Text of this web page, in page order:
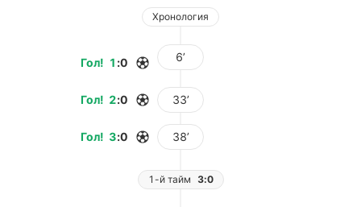
Хронология
Гол! 1 :0 6’
Гол! 2:0 33’
Гол! 3:0 38’
1-й тайм 3:0